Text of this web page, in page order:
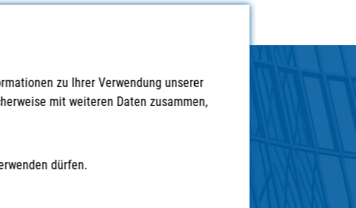
zu Ihrer Verwendung unserer
mit weiteren Daten zusammen,
dürfen.